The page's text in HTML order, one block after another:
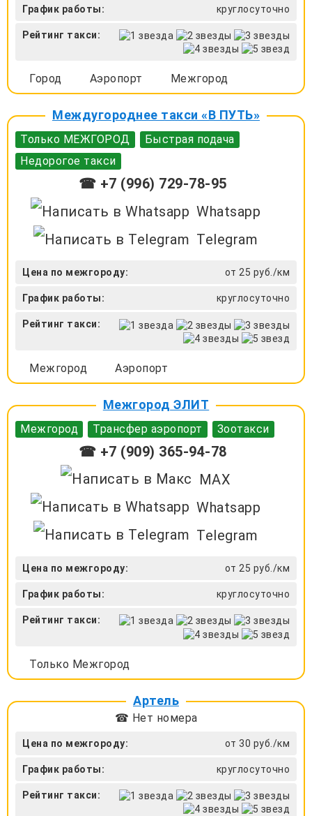
График работы: круглосуточно
Рейтинг такси:
Город Аэропорт Межгород
Междугороднее такси «В ПУТЬ»
Только МЕЖГОРОД
Быстрая подача
Недорогое такси
☎ +7 (996) 729-78-95
Whatsapp
Telegram
Цена по межгороду: от 25 руб./км
График работы: круглосуточно
Рейтинг такси:
Межгород Аэропорт
Межгород ЭЛИТ
Межгород Трансфер аэропорт Зоотакси
☎ +7 (909) 365-94-78
MAX
Whatsapp
Telegram
Цена по межгороду: от 25 руб./км
График работы: круглосуточно
Рейтинг такси:
Только Межгород
Артель
☎ Нет номера
Цена по межгороду: от 30 руб./км
График работы: круглосуточно
Рейтинг такси: